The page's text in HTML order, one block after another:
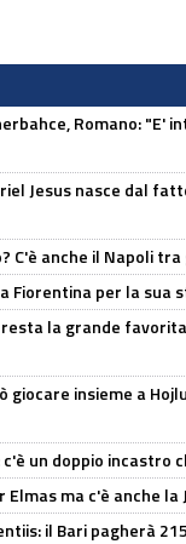
Romano: "E'
Jesus nasce dal
C'è anche il Napoli
Fiorentina per la sua
la grande
giocare insieme a
un doppio incastro
ma c'è anche la
il Bari pagherà